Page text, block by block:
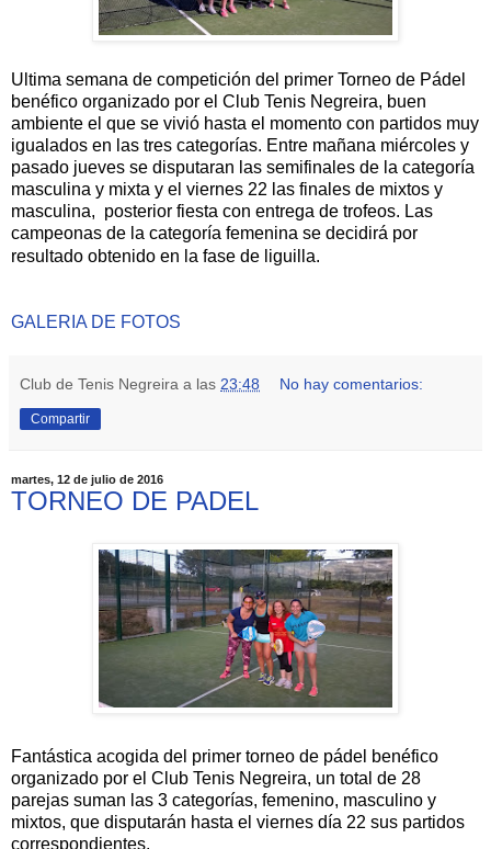
Ultima semana de competición del primer Torneo de Pádel
benéfico organizado por el Club Tenis Negreira, buen
ambiente el que se vivió hasta el momento con partidos muy
igualados en las tres categorías. Entre mañana miércoles y
pasado jueves se disputaran las semifinales de la categoría
masculina y mixta y el viernes 22 las finales de mixtos y
masculina, posterior fiesta con entrega de trofeos. Las
campeonas de la categoría femenina se decidirá por
resultado obtenido en la fase de liguilla.
GALERIA DE FOTOS
Club de Tenis Negreira a las 23:48 No hay comentarios:
Compartir
martes, 12 de julio de 2016
TORNEO DE PADEL
Fantástica acogida del primer torneo de pádel benéfico
organizado por el Club Tenis Negreira, un total de 28
parejas suman las 3 categorías, femenino, masculino y
mixtos, que disputarán hasta el viernes día 22 sus partidos
correspondientes.